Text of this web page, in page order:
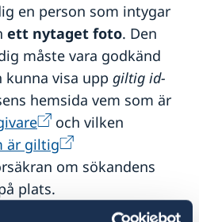
en person som intygar
ett nytaget foto. Den
måste vara godkänd
kunna visa upp giltig id-
hemsida vem som är
och vilken
är giltig
om sökandens
plats.
ett pass ska dokument